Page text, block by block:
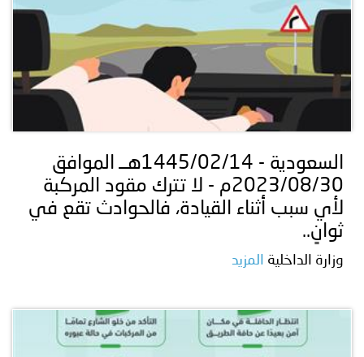
السعودية - 1445/02/14هــ الموافق
2023/08/30م - لا تترك مقود المركبة
لأي سبب أثناء القيادة، فالحوادث تقع في
ثوانٍ..
وزارة الداخلية المزيد